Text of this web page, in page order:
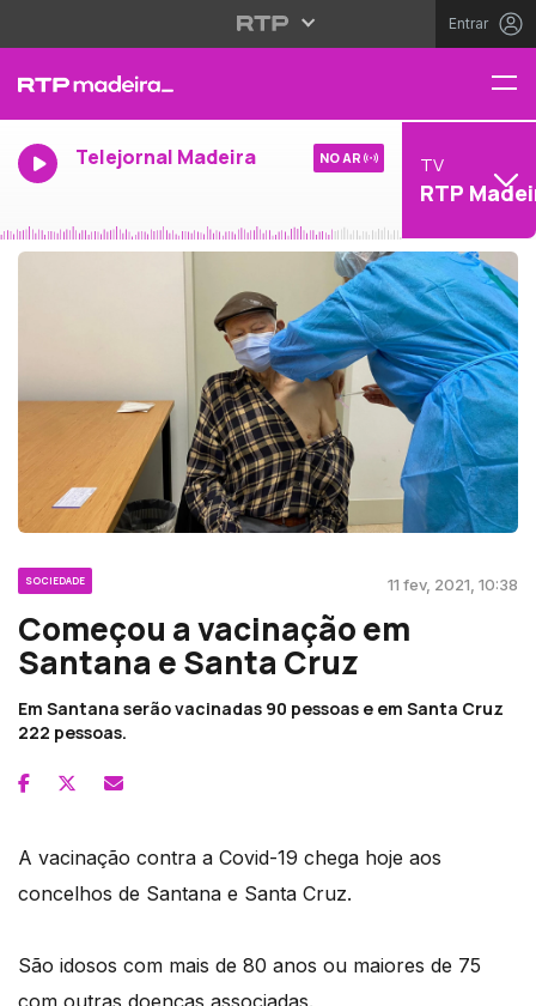
Entrar
Telejornal Madeira NO AR TV
RTP
SOCIEDADE 11 fev, 2021, 10:38
Começou a vacinação em
Santana e Santa Cruz
Em Santana serão vacinadas 90 pessoas e em Santa Cruz
222 pessoas.
A vacinação contra a Covid-19 chega hoje aos
concelhos de Santana e Santa Cruz.
São idosos com mais de 80 anos ou maiores de 75